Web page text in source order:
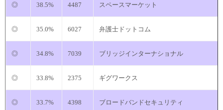
◎ 38.5% 4487 スペースマーケット
◎ 35.0% 6027 弁護士ドットコム
◎ 34.8% 7039 ブリッジインターナショナル
◎ 33.8% 2375 ギグワークス
◎ 33.7% 4398 ブロードバンドセキュリティ